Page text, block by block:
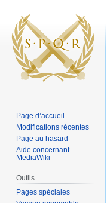
Page d’accueil
Modifications récentes
Page au hasard
Aide concernant
MediaWiki
Outils
Pages spéciales